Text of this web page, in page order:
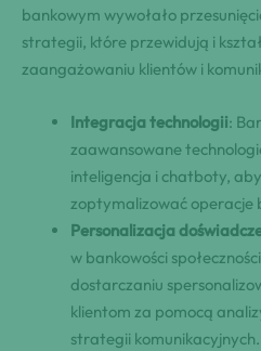
bankowym wywołało
strategii, które przewidują i
zaangażowaniu klientów i
Integracja technologii:
zaawansowane
inteligencja i chatboty,
zoptymalizować operacje
Personalizacja
w bankowości
dostarczaniu
klientom za pomocą
strategii komunikacyjnych.